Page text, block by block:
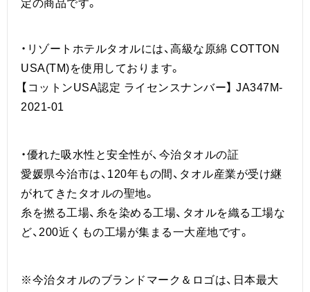
定の商品です。
・リゾートホテルタオルには、高級な原綿 COTTON
USA(TM)を使用しております。
【コットンUSA認定 ライセンスナンバー】 JA347M-
2021-01
・優れた吸水性と安全性が、今治タオルの証
愛媛県今治市は、120年もの間、タオル産業が受け継
がれてきたタオルの聖地。
糸を撚る工場、糸を染める工場、タオルを織る工場な
ど、200近くもの工場が集まる一大産地です。
※今治タオルのブランドマーク＆ロゴは、日本最大